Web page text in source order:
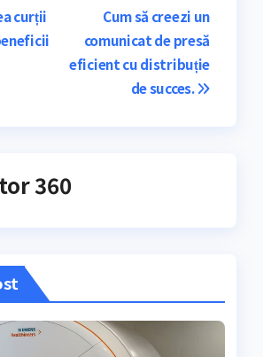
Cum să creezi un
comunicat de presă
eficient cu distribuție
de succes.
curții
360